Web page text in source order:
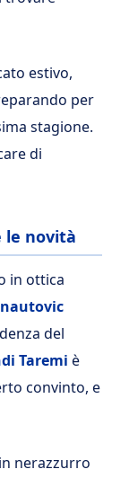
estivo,
per
stagione.
di
le novità
in ottica
del
Taremi è
convinto, e
nerazzurro